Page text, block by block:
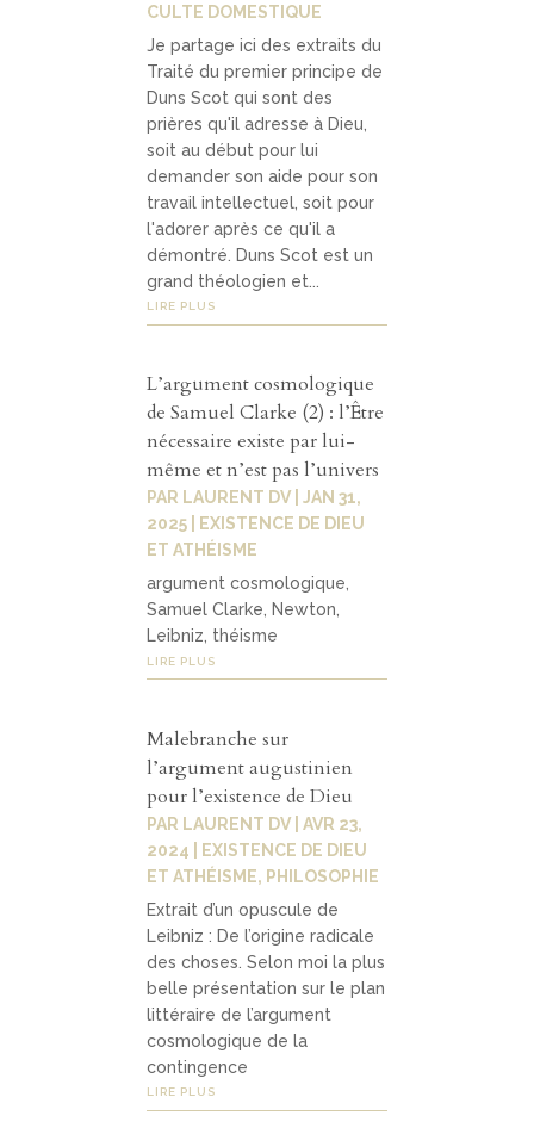
CULTE DOMESTIQUE
Je partage ici des extraits du
Traité du premier principe de
Duns Scot qui sont des
prières qu'il adresse à Dieu,
soit au début pour lui
demander son aide pour son
travail intellectuel, soit pour
l'adorer après ce qu'il a
démontré. Duns Scot est un
grand théologien et...
LIRE PLUS
L’argument cosmologique
de Samuel Clarke (2) : l’Être
nécessaire existe par lui-
même et n’est pas l’univers
PAR LAURENT DV |JAN 31,
2025
EXISTENCE DE DIEU
ET ATHÉISME
argument cosmologique,
Samuel Clarke, Newton,
Leibniz, théisme
LIRE PLUS
Malebranche sur
l’argument augustinien
pour l’existence de Dieu
PAR LAURENT DV |AVR 23,
2024
EXISTENCE DE DIEU
ET ATHÉISME, PHILOSOPHIE
Extrait d’un opuscule de
Leibniz : De l’origine radicale
des choses. Selon moi la plus
belle présentation sur le plan
littéraire de l’argument
cosmologique de la
contingence
LIRE PLUS